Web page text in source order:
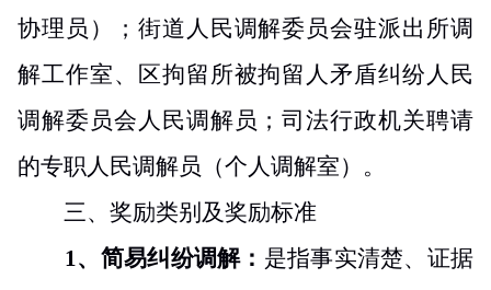
协理员）；街道人民调解委员会驻派出所调
解工作室、区拘留所被拘留人矛盾纠纷人民
调解委员会人民调解员；司法行政机关聘请
的专职人民调解员（个人调解室）。
三、奖励类别及奖励标准
1、 简易纠 纷调解： 是指事实清楚、证据